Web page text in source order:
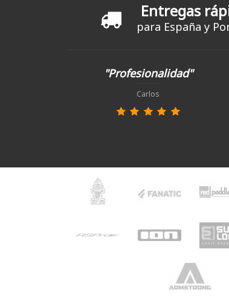
Entregas
para España y
"Profesionalidad"
Carlos